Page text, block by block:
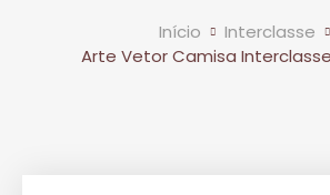
Início
Interclasse
Arte Vetor Camisa Interclasse